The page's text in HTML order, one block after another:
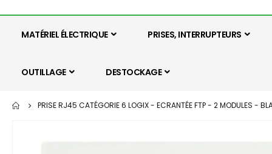
MATÉRIEL ÉLECTRIQUE PRISES, INTERRUPTEURS
OUTILLAGE DESTOCKAGE
PRISE RJ45 CATÉGORIE 6 LOGIX - ECRANTÉE FTP - 2 MODULES -